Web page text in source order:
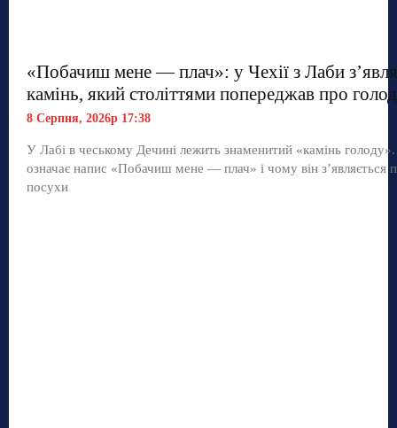
«Побачиш мене — плач»: у Чехії з Лаби
камінь, який століттями попереджав про голод
8 Серпня, 2026р 17:38
У Лабі в чеському Дечині лежить знаменитий «камінь
означає напис «Побачиш мене — плач» і чому він з’являється
посухи